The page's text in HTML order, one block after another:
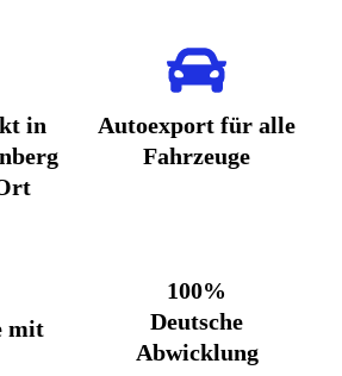
in
Autoexport für alle
Fahrzeuge
mit
100%
Deutsche
Abwicklung